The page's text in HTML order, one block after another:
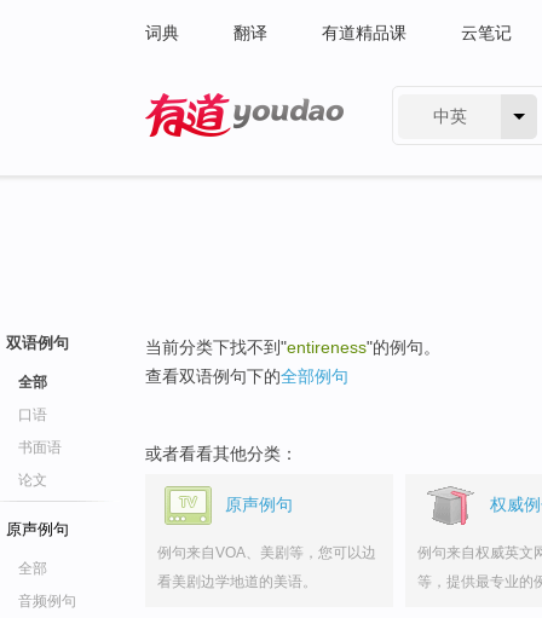
词典 翻译 有道精品课 云笔记
中英
双语例句
全部
口语
书面语
论文
原声例句
全部
音频例句
当前分类下找不到"entireness"的例句。
查看双语例句下的全部例句
或者看看其他分类：
原声例句
例句来自VOA、美剧等，您可以边
看美剧边学地道的美语。
权威
例句来自权威英文
等，提供最专业的